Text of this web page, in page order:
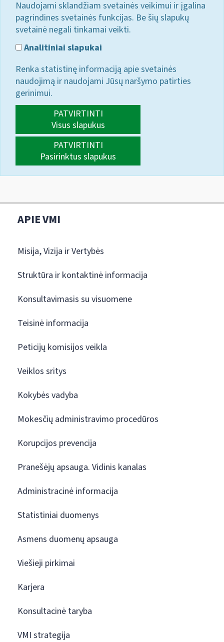
Naudojami sklandžiam svetainės veikimui ir įgalina
pagrindines svetainės funkcijas. Be šių slapukų
svetainė negali tinkamai veikti.
Analitiniai slapukai
Renka statistinę informaciją apie svetainės
naudojimą ir naudojami Jūsų naršymo patirties
gerinimui.
PATVIRTINTI
Visus slapukus
PATVIRTINTI
Pasirinktus slapukus
APIE VMI
Misija, Vizija ir Vertybės
Struktūra ir kontaktinė informacija
Konsultavimasis su visuomene
Teisinė informacija
Peticijų komisijos veikla
Veiklos sritys
Kokybės vadyba
Mokesčių administravimo procedūros
Korupcijos prevencija
Pranešėjų apsauga. Vidinis kanalas
Administracinė informacija
Statistiniai duomenys
Asmens duomenų apsauga
Viešieji pirkimai
Karjera
Konsultacinė taryba
VMI strategija